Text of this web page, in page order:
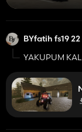
BYfatih fs19
YAKUPUM